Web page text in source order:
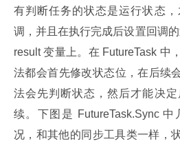
有判断任务的状态是运行状态
调，并且在执行完成后设置回调
result 变量上。在 FutureTask 中
法都会首先修改状态位，在后续
法会先判断状态，然后才能决
续。下图是 FutureTask.Sync
况，和其他的同步工具类一样，